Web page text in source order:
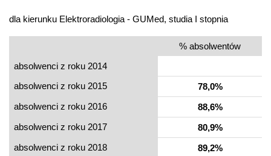
dla kierunku Elektroradiologia - GUMed, studia I stopnia
% absolwentów
absolwenci z roku 2014
absolwenci z roku 2015
78,0%
absolwenci z roku 2016
88,6%
absolwenci z roku 2017
80,9%
absolwenci z roku 2018
89,2%